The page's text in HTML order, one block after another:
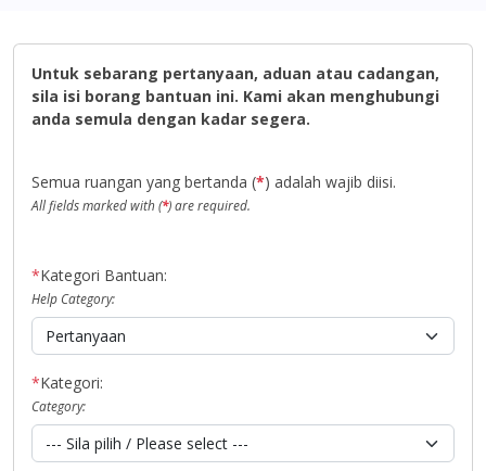
Untuk sebarang pertanyaan, aduan atau cadangan,
sila isi borang bantuan ini. Kami akan menghubungi
anda semula dengan kadar segera.
Semua ruangan yang bertanda (*) adalah wajib diisi.
All fields marked with (*) are required.
*Kategori Bantuan:
Help Category:
*Kategori:
Category: